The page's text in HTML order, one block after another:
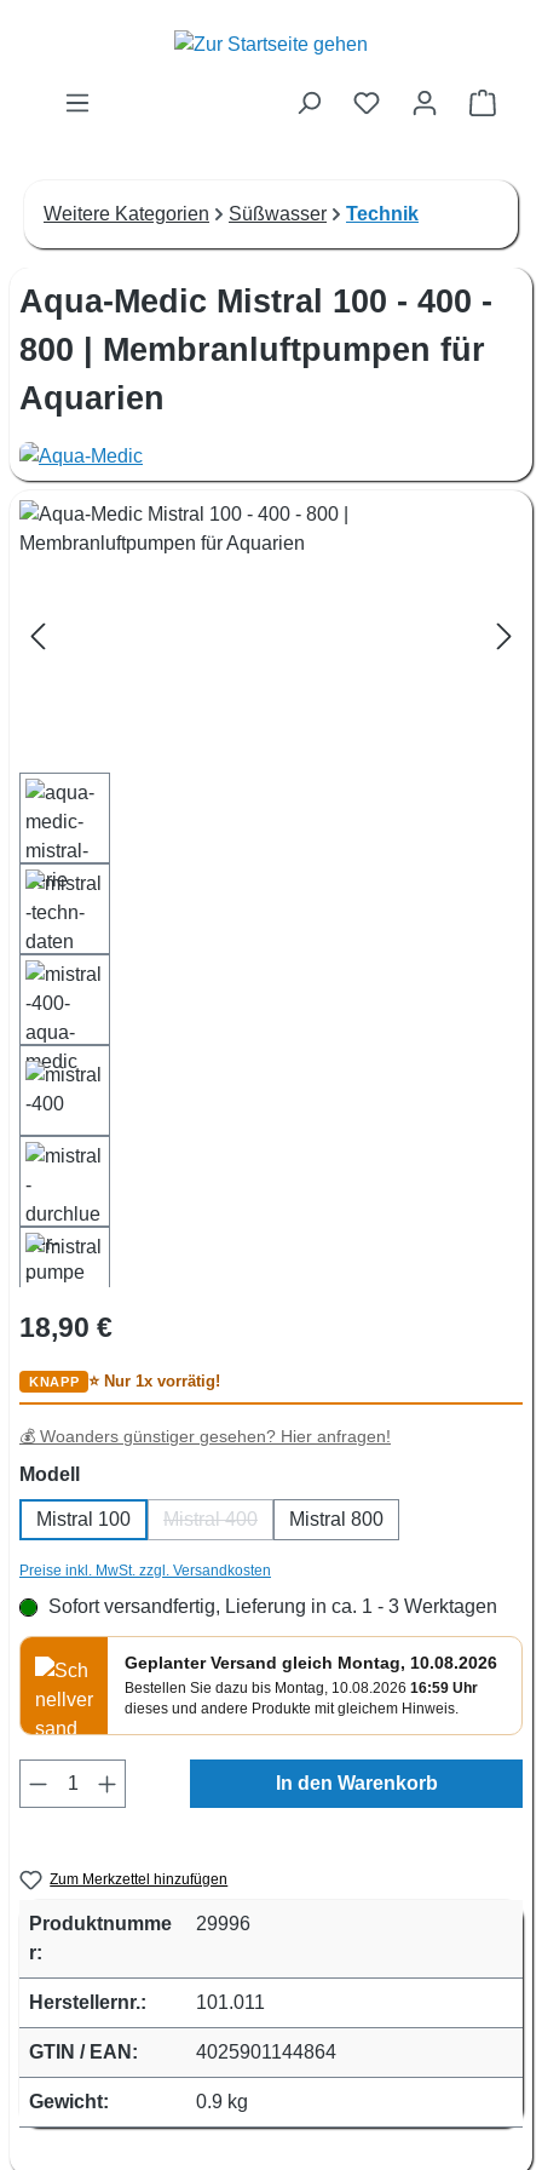
Zum Hauptinhalt springen
Weitere Kategorien Süßwasser Technik
Aqua-Medic Mistral 100 - 400 -
800 | Membranluftpumpen für
Aquarien
Bildergalerie überspringen
Regulärer Preis:
18,90 €
⭐ Nur 1x vorrätig!
💰 Woanders günstiger gesehen? Hier anfragen!
Preise inkl. MwSt. zzgl. Versandkosten
Sofort versandfertig, Lieferung in ca. 1 - 3 Werktagen
Geplanter Versand gleich Montag, 10.08.2026
Bestellen Sie dazu bis Montag, 10.08.2026 16:59 Uhr
dieses und andere Produkte mit gleichem Hinweis.
Modell auswählen
Mistral 100 Mistral 400 Mistral 800
Produkt Anzahl: Gib den gewünschten
In den Warenkorb
Zum Merkzettel hinzufügen
Produktnumme
r:
29996
Herstellernr.: 101.011
GTIN / EAN: 4025901144864
Gewicht: 0.9 kg